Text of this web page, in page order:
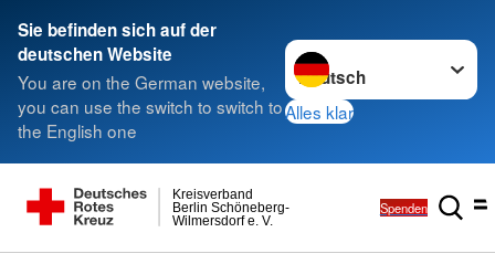
Sie befinden sich auf der
deutschen Website
You are on the German website,
you can use the switch to switch to
the English one
Sprache wechseln zu
Alles klar
Wilmersdorf e. V.
Berlin Schöneberg-
Kreisverband
Spenden